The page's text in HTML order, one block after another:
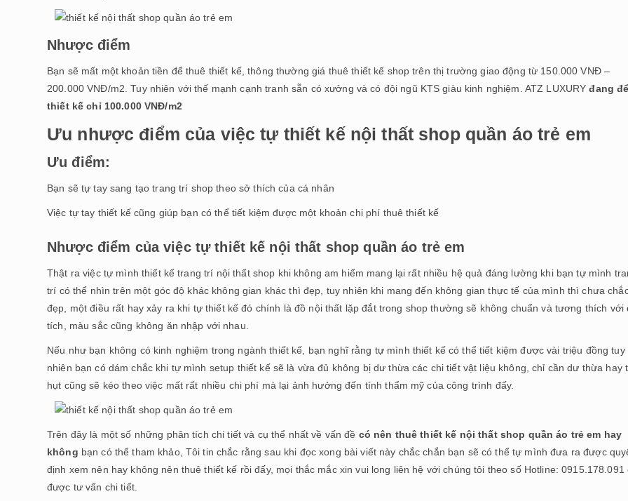
Nhược điểm
Bạn sẽ mất một khoản tiền để thuê thiết kế, thông thường giá thuê thiết kế shop trên thị trường giao động từ 150.000 VNĐ –
200.000 VNĐ/m2. Tuy nhiên với thế mạnh cạnh tranh sẵn có xưởng và có đội ngũ KTS giàu kinh nghiệm. ATZ LUXURYđang
thiết kế chỉ 100.000 VNĐ/m2
Ưu nhược điểm của việc tự thiết kế nội thất shop quần áo trẻ em
Ưu điểm:
Bạn sẽ tự tay sang tạo trang trí shop theo sở thích của cá nhân
Việc tự tay thiết kế cũng giúp bạn có thể tiết kiệm được một khoản chi phí thuê thiết kế
Nhược điểm của việc tự thiết kế nội thất shop quần áo trẻ em
Thật ra việc tự mình thiết kế trang trí nội thất shop khi không am hiểm mang lại rất nhiều hệ quả đáng lường khi bạn tự mình
trí có thể nhìn trên một góc độ khác không gian khác thì đẹp, tuy nhiên khi mang đến không gian thực tế của mình thì chưa
đẹp, một điều rất hay xảy ra khi tự thiết kế đó chính là đồ nội thất lặp đắt trong shop thường sẽ không chuẩn và tương thích với
tích, màu sắc cũng không ăn nhập với nhau.
Nếu như bạn không có kinh nghiệm trong ngành thiết kế, bạn nghĩ rằng tự mình thiết kế có thể tiết kiệm được vài triệu đồng tuy
nhiên bạn có dám chắc khi tự mình setup thiết kế sẽ là vừa đủ không bị dư thừa các chi tiết vật liệu không, chỉ cần dư thừa hay
hụt cũng sẽ kéo theo việc mất rất nhiều chi phí mà lại ảnh hưởng đến tính thẩm mỹ của công trình đấy.
Trên đây là một số những phân tích chi tiết và cụ thể nhất về vấn đề có nên thuê thiết kế nội thất shop quần áo trẻ em hay
không bạn có thể tham khảo, Tôi tin chắc rằng sau khi đọc xong bài viết này chắc chắn bạn sẽ có thể tự mình đưa ra được
định xem nên hay không nên thuê thiết kế rồi đấy, mọi thắc mắc xin vui long liên hệ với chúng tôi theo số Hotline: 0915.178.091
được tư vấn chi tiết.